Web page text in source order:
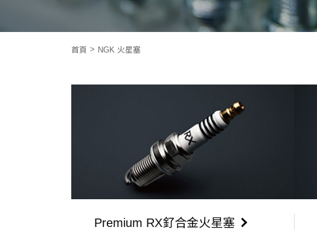
首頁 NGK 火星塞
Premium RX釕合金火星塞